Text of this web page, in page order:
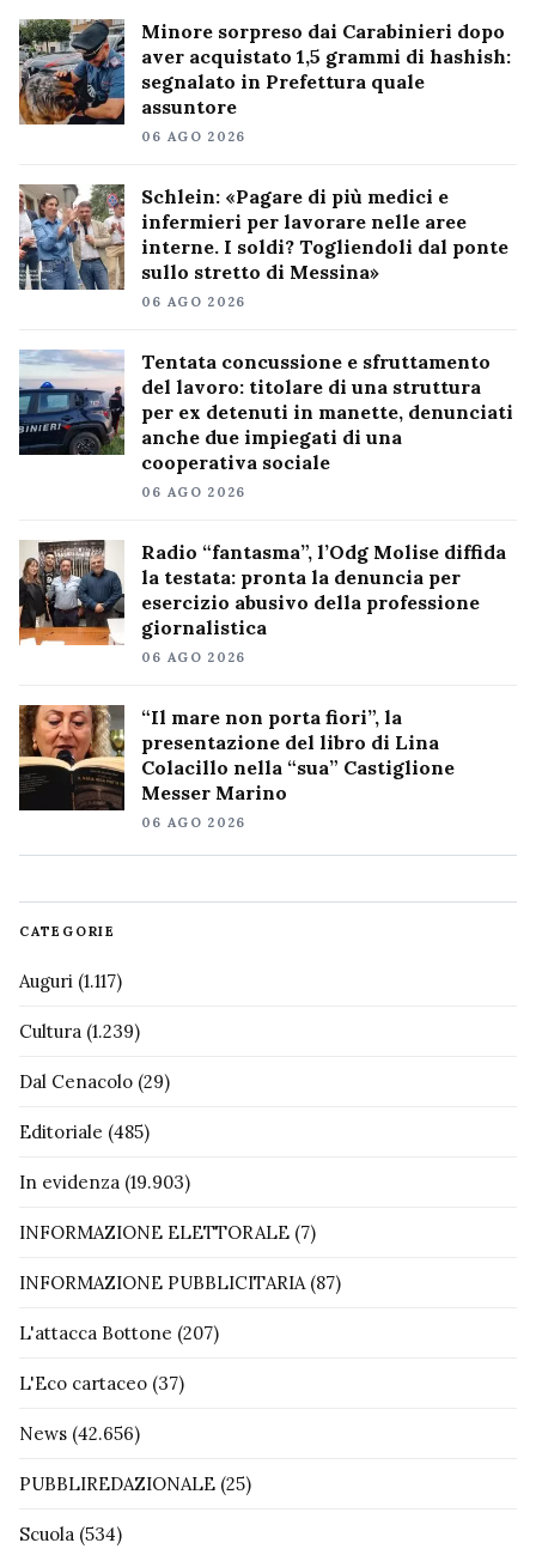
Minore sorpreso dai Carabinieri dopo
aver acquistato 1,5 grammi di hashish:
segnalato in Prefettura quale
assuntore
06 AGO 2026
Schlein: «Pagare di più medici e
infermieri per lavorare nelle aree
interne. I soldi? Togliendoli dal ponte
sullo stretto di Messina»
06 AGO 2026
Tentata concussione e sfruttamento
del lavoro: titolare di una struttura
per ex detenuti in manette, denunciati
anche due impiegati di una
cooperativa sociale
06 AGO 2026
Radio “fantasma”, l’Odg Molise diffida
la testata: pronta la denuncia per
esercizio abusivo della professione
giornalistica
06 AGO 2026
“Il mare non porta fiori”, la
presentazione del libro di Lina
Colacillo nella “sua” Castiglione
Messer Marino
06 AGO 2026
CATEGORIE
Auguri (1.117)
Cultura (1.239)
Dal Cenacolo (29)
Editoriale (485)
In evidenza (19.903)
INFORMAZIONE ELETTORALE (7)
INFORMAZIONE PUBBLICITARIA(87)
L'attacca Bottone (207)
L'Eco cartaceo (37)
News (42.656)
PUBBLIREDAZIONALE (25)
Scuola (534)